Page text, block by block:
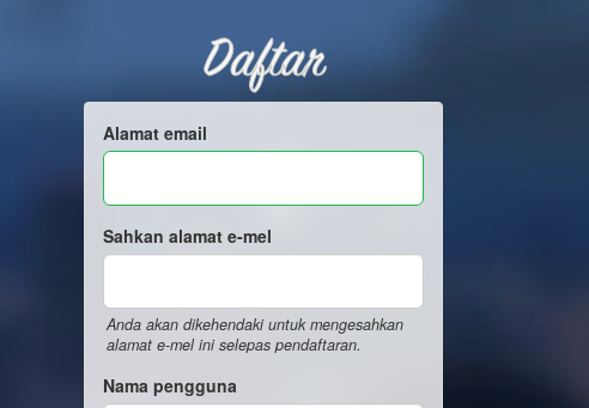
Daftar
Alamat email
Sahkan alamat e-mel
Anda akan dikehendaki untuk mengesahkan
alamat e-mel ini selepas pendaftaran.
Nama pengguna